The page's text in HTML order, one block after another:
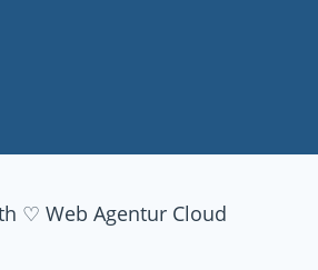
♡ Web Agentur Cloud